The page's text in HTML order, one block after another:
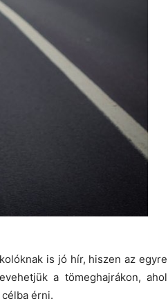
is jó hír, hiszen az egyre
a tömeghajrákon, ahol
érni.